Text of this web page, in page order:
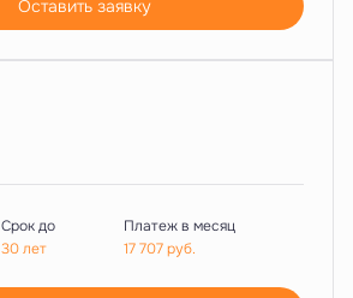
Оставить заявку
Срок до
30 лет
Платеж в месяц
17 707руб.